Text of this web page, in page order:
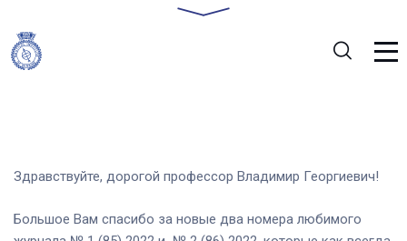
Здравствуйте, дорогой профессор Владимир Георгиевич!
Большое Вам спасибо за новыe два номера любимого